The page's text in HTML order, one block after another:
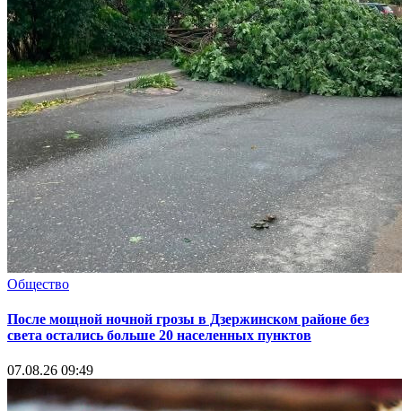
Общество
После мощной ночной грозы в Дзержинском районе без
света остались больше 20 населенных пунктов
07.08.26 09:49